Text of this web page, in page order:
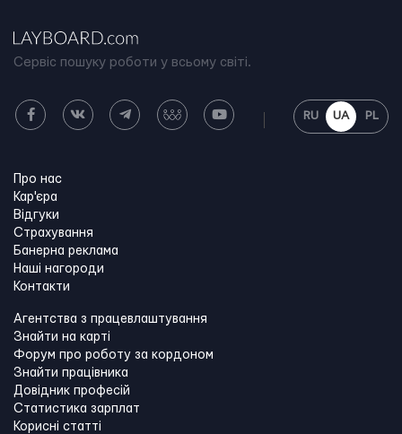
Сервіс пошуку роботи у всьому світі.
RU UA PL
Про нас
Кар'єра
Відгуки
Страхування
Банерна реклама
Наші нагороди
Контакти
Агентства з працевлаштування
Знайти на карті
Форум про роботу за кордоном
Знайти працівника
Довідник професій
Статистика зарплат
Корисні статті